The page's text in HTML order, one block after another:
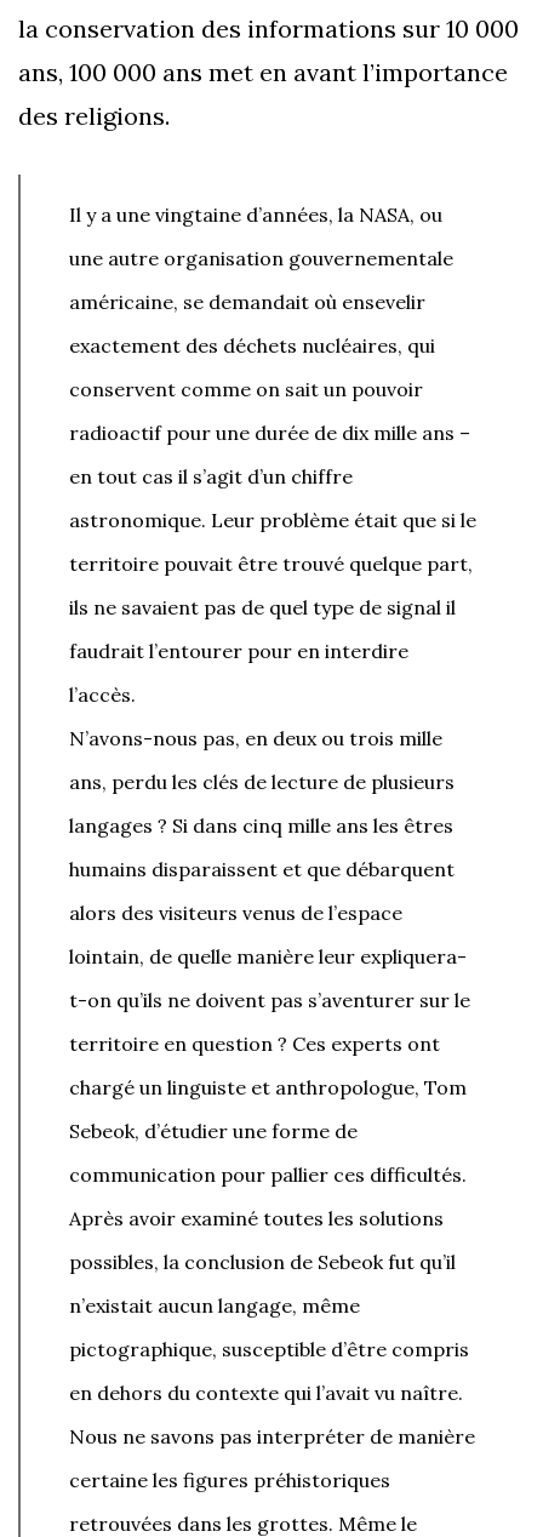
la conservation des informations sur 10 000
ans, 100 000 ans met en avant l’importance
des religions.
Il y a une vingtaine d’années, la NASA, ou
une autre organisation gouvernementale
américaine, se demandait où ensevelir
exactement des déchets nucléaires, qui
conservent comme on sait un pouvoir
radioactif pour une durée de dix mille ans –
en tout cas il s’agit d’un chiffre
astronomique. Leur problème était que si le
territoire pouvait être trouvé quelque part,
ils ne savaient pas de quel type de signal il
faudrait l’entourer pour en interdire
l’accès.
N’avons-nous pas, en deux ou trois mille
ans, perdu les clés de lecture de plusieurs
langages ? Si dans cinq mille ans les êtres
humains disparaissent et que débarquent
alors des visiteurs venus de l’espace
lointain, de quelle manière leur expliquera-
t-on qu’ils ne doivent pas s’aventurer sur le
territoire en question ? Ces experts ont
chargé un linguiste et anthropologue, Tom
Sebeok, d’étudier une forme de
communication pour pallier ces difficultés.
Après avoir examiné toutes les solutions
possibles, la conclusion de Sebeok fut qu’il
n’existait aucun langage, même
pictographique, susceptible d’être compris
en dehors du contexte qui l’avait vu naître.
Nous ne savons pas interpréter de manière
certaine les figures préhistoriques
retrouvées dans les grottes. Même le